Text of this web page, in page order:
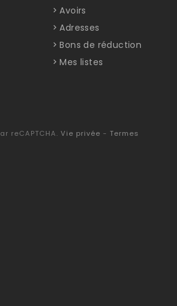
Avoirs
Adresses
Bons de réduction
Mes listes
reCAPTCHA. Vie privée - Termes